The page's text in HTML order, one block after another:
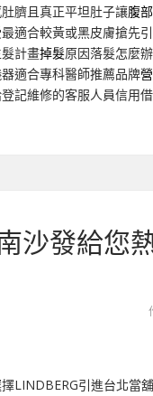
臍且真正平坦肚子讓腹
適合較黃或黑皮膚搶先
計畫掉髮原因落髮怎麼
適合專科醫師推薦品牌
記維修的客服人員信用
沙發給您
LINDBERG引進台北當